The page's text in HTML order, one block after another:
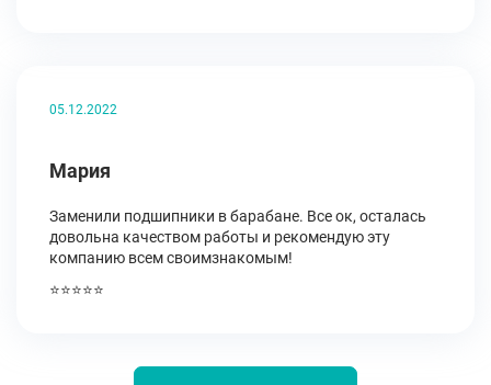
05.12.2022
Мария
Заменили подшипники в барабане. Все ок, осталась
довольна качеством работы и рекомендую эту
компанию всем своимзнакомым!
⭐⭐⭐⭐⭐